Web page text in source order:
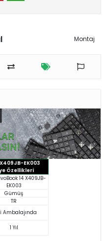
Montaj
EK003
Özellikleri
14 X409JB-
EK003
Gümüş
TR
Ambalajında
1 Yıl